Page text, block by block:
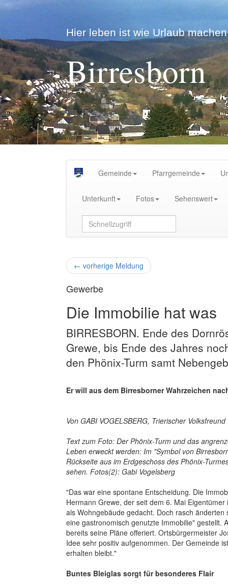
Hier leben ist wie Urlaub
Birresborn
Gemeinde Pfarrgemeinde
Unterkunft Fotos Sehenswert
← vorherige Meldung
Gewerbe
Die Immobilie hat was
BIRRESBORN. Ende des
Grewe, bis Ende des Jahres
den Phönix-Turm samt
Er will aus dem Birresborner Wahrzeichen
Von GABI VOGELSBERG, Trierischer Volksfreund
Text zum Foto: Der Phönix-Turm und das
Leben erweckt werden: Im "Symbol von
Rückseite aus im Erdgeschoss des Phönix-
sehen. Fotos(2): Gabi Vogelsberg
"Das war eine spontane Entscheidung. Die
Hermann Grewe, der seit dem 6. Mai
als Wohngebäude gedacht. Doch rasch
eine gastronomisch genutzte Immobilie" gestellt.
bereits seine Pläne offeriert. Ortsbürgermeister
Idee sehr positiv aufgenommen. Der Gemeinde
erhalten bleibt."
Buntes Bleiglas sorgt für besonderes Flair